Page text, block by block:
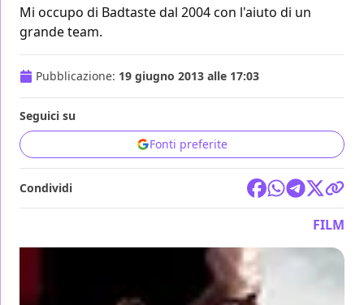
Mi occupo di Badtaste dal 2004 con l'aiuto di un
grande team.
Pubblicazione: 19 giugno 2013 alle 17:03
Seguici su
Fonti preferite
Condividi
FILM